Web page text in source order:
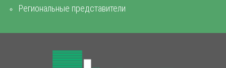
Региональные представители